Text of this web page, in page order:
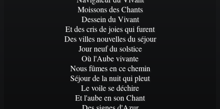
Moissons des Chants
Dessein du Vivant
Et des cris de joies qui furent
Des villes nouvelles du séjour
Jour neuf du solstice
Où l'Aube vivante
Nous fûmes en ce chemin
Séjour de la nuit qui pleut
Le voile se déchire
Et l'aube en son Chant